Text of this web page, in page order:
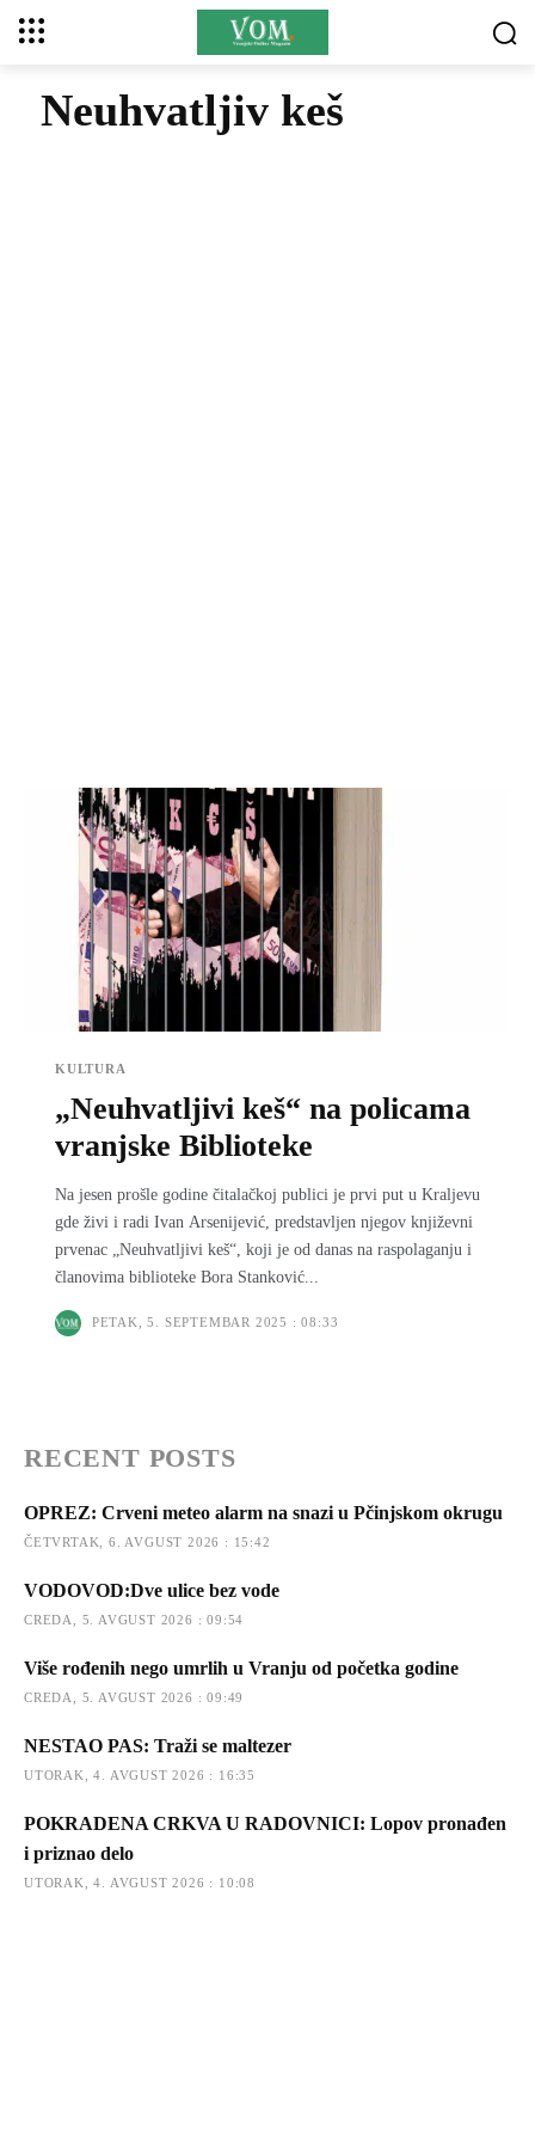
Neuhvatljiv keš
KULTURA
„Neuhvatljivi keš“ na policama
vranjske Biblioteke
Na jesen prošle godine čitalačkoj publici je prvi put u Kraljevu
gde živi i radi Ivan Arsenijević, predstavljen njegov književni
prvenac „Neuhvatljivi keš“, koji je od danas na raspolaganju i
članovima biblioteke Bora Stanković...
PETAK, 5. SEPTEMBAR 2025 : 08:33
RECENT POSTS
OPREZ: Crveni meteo alarm na snazi u Pčinjskom okrugu
ČETVRTAK, 6. AVGUST 2026 : 15:42
VODOVOD:Dve ulice bez vode
CREDA, 5. AVGUST 2026 : 09:54
Više rođenih nego umrlih u Vranju od početka godine
CREDA, 5. AVGUST 2026 : 09:49
NESTAO PAS: Traži se maltezer
UTORAK, 4. AVGUST 2026 : 16:35
POKRADENA CRKVA U RADOVNICI: Lopov pronađen
i priznao delo
UTORAK, 4. AVGUST 2026 : 10:08